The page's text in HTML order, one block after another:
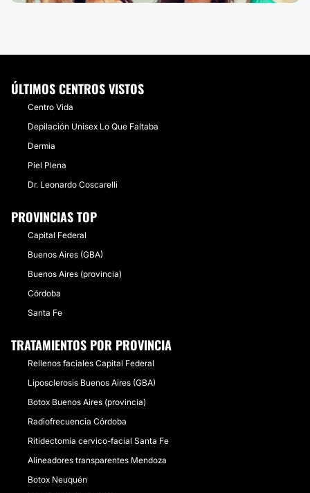
ÚLTIMOS CENTROS VISTOS
Centro Vida
Depilación Unisex Lo Que Faltaba
Dermia
Piel Plena
Dr. Leonardo Coscarelli
PROVINCIAS TOP
Capital Federal
Buenos Aires (GBA)
Buenos Aires (provincia)
Córdoba
Santa Fe
TRATAMIENTOS POR PROVINCIA
Rellenos faciales Capital Federal
Liposclerosis Buenos Aires (GBA)
Botox Buenos Aires (provincia)
Radiofrecuencia Córdoba
Ritidectomía cervico-facial Santa Fe
Alineadores transparentes Mendoza
Botox Neuquén